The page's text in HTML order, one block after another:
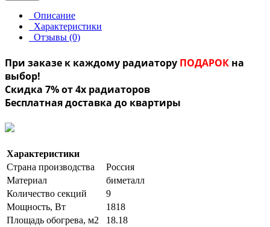
Описание
Характеристики
Отзывы (0)
При заказе к каждому радиатору ПОДАРОК на
выбор!
Скидка 7% от 4х радиаторов
Бесплатная доставка до квартиры
Характеристики
Страна производства
Россия
Материал
биметалл
Количество секций
9
Мощность, Вт
1818
Площадь обогрева, м2
18.18